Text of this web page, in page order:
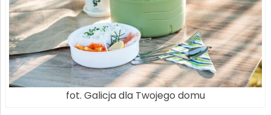
fot. Galicja dla Twojego domu